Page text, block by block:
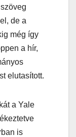
de a
még így
a hír,
elutasított.
a Yale
is